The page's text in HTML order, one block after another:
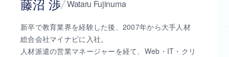
藤沼 渉 Wataru Fujinuma
新卒で教育業界を経験した後、2007年から大手人材
総合会社マイナビに入社。
人材派遣の営業マネージャーを経て、Web・IT・クリ